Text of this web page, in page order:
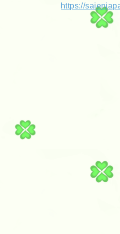
https://